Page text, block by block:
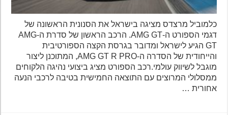
כלמוביל מרצדס מציגה בישראל את הסנונית הראשונה של
דגמי הספורט ה-AMG GT. הרכב הראשון של סדרת ה-AMG
GT הגיע לישראל ומדובר בגרסת הקצה הספורטיבית
והייחודית של הסדרה ה-AMG GT R PRO, המתוכנן ליצור
מוגבל לשיווק עולמי.רכב הספורט מציג ביצועי נהיגה הלקוחים
ממסלולי המרוצים עם התוצאה החמישית בטיבה לרכבי הנעה
אחורית …